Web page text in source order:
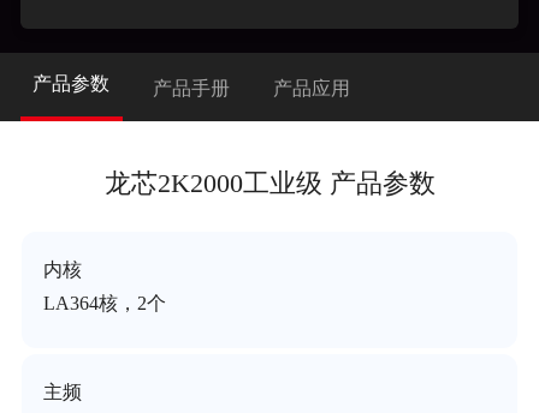
产品参数 产品手册 产品应用
龙芯2K2000工业级 产品参数
内核
LA364核，2个
主频